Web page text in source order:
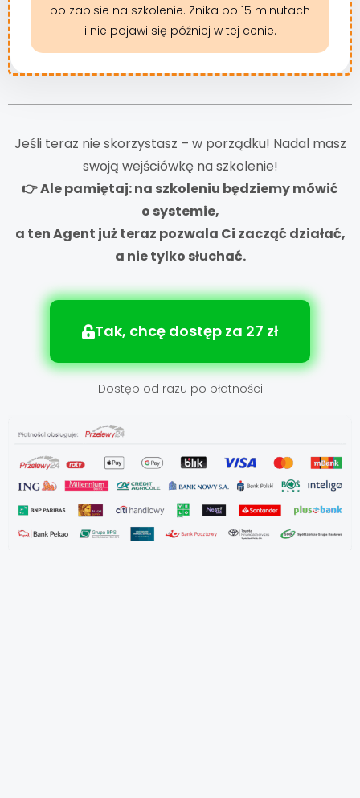
po zapisie na szkolenie. Znika po 15 minutach
i nie pojawi się później w tej cenie.
Jeśli teraz nie skorzystasz – w porządku! Nadal masz
swoją wejściówkę na szkolenie!
👉 Ale pamiętaj: na szkoleniu będziemy mówić
o systemie,
a ten Agent już teraz pozwala Ci zacząć działać,
a nie tylko słuchać.
Tak, chcę dostęp za 27 zł
Dostęp od razu po płatności